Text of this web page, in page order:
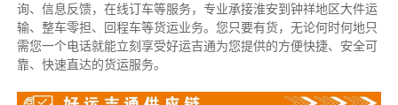
询、信息反馈，在线订车等服务， 专业承接淮安到钟祥地区大件运
输、整车零担、回程车等货运业务。 您只要有货，无论何时何地只
需您一个电话就能立刻享受好运吉通为您提供的方便快捷、安全可
靠、快速直达的货运服务。